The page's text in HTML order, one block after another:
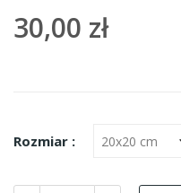
30,00 zł
Rozmiar :